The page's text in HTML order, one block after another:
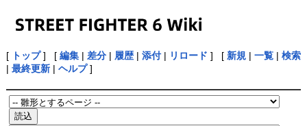
[ トップ] [ 編集| 差分| 履歴| 添付| リロード ] [ 新規| 一覧| 検索
| 最終更新| ヘルプ]